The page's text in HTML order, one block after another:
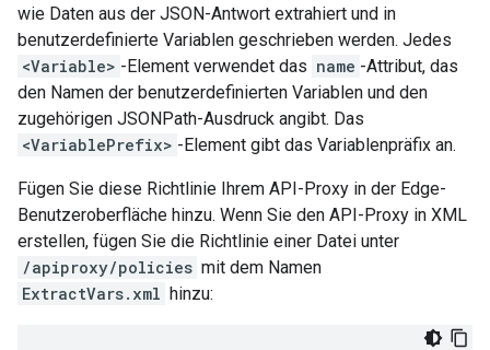
wie Daten aus der JSON-Antwort extrahiert und in
benutzerdefinierte Variablen geschrieben werden. Jedes
<Variable> -Element verwendet das name -Attribut, das
den Namen der benutzerdefinierten Variablen und den
zugehörigen JSONPath-Ausdruck angibt. Das
<VariablePrefix> -Element gibt das Variablenpräfix an.
Fügen Sie diese Richtlinie Ihrem API-Proxy in der Edge-
Benutzeroberfläche hinzu. Wenn Sie den API-Proxy in XML
erstellen, fügen Sie die Richtlinie einer Datei unter
/apiproxy/policies mit dem Namen
ExtractVars.xml hinzu: